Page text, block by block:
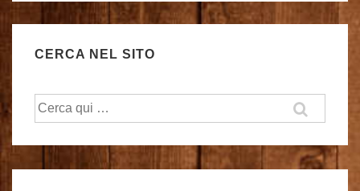
CERCA NEL SITO
Cerca: